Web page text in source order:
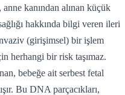
kanından alınan küçük
hakkında bilgi veren ileri
(girişimsel) bir işlem
herhangi bir risk taşımaz.
bebeğe ait serbest fetal
Bu DNA parçacıkları,